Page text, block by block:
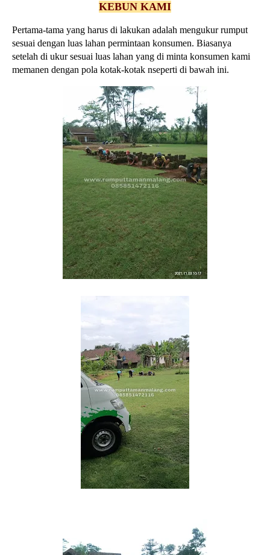
KEBUN KAMI
Pertama-tama yang harus di lakukan adalah mengukur rumput
sesuai dengan luas lahan permintaan konsumen. Biasanya
setelah di ukur sesuai luas lahan yang di minta konsumen kami
memanen dengan pola kotak-kotak nseperti di bawah ini.